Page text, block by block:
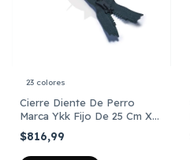
23 colores
Cierre Diente De Perro
Marca Ykk Fijo De 25 Cm X
Unidad
$816,99